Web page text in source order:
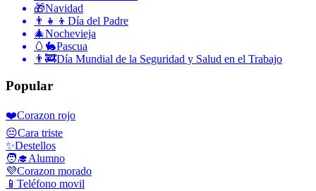
🎁Navidad
👨‍👧‍👦 Día del Padre
🎄Nochevieja
🥚🐇Pascua
👨‍🚒Día Mundial de la Seguridad y Salud en el Trabajo
Popular
❤️Corazon rojo
😔Cara triste
✨Destellos
🧑‍🎓Alumno
💜Corazon morado
📱 Teléfono movil